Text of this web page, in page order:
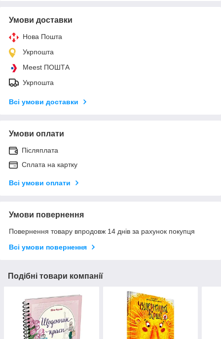
Умови доставки
Нова Пошта
Укрпошта
Meest ПОШТА
Укрпошта
Всі умови доставки
Умови оплати
Післяплата
Сплата на картку
Всі умови оплати
Умови повернення
Повернення товару впродовж 14 днів за рахунок покупця
Всі умови повернення
Подібні товари компанії